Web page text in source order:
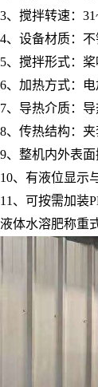
3、搅拌转速：
4、设备材质：不
5、搅拌形式：
6、加热方式：
7、导热介质：
8、传热结构：
9、整机内外表
10、有液位显示
11、可按需加装
液体水溶肥称重